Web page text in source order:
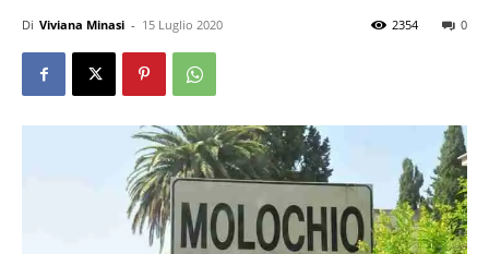
Di Viviana Minasi - 15 Luglio 2020 0
2354